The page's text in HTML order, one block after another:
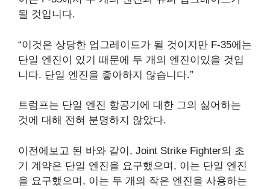
될 것입니다.
“이것은 상당한 업그레이드가 될 것이지만 F-35에는
단일 엔진이 있기 때문에 두 개의 엔진이있을 것입
니다. 단일 엔진을 좋아하지 않습니다.”
트럼프는 단일 엔진 항공기에 대한 그의 싫어하는
것에 대해 전혀 분명하지 않았다.
이전에보고 된 바와 같이, Joint Strike Fighter의 초
기 계약은 단일 엔진을 요구했으며, 이는 단일 엔진
을 요구했으며, 이는 두 개의 작은 엔진을 사용하는